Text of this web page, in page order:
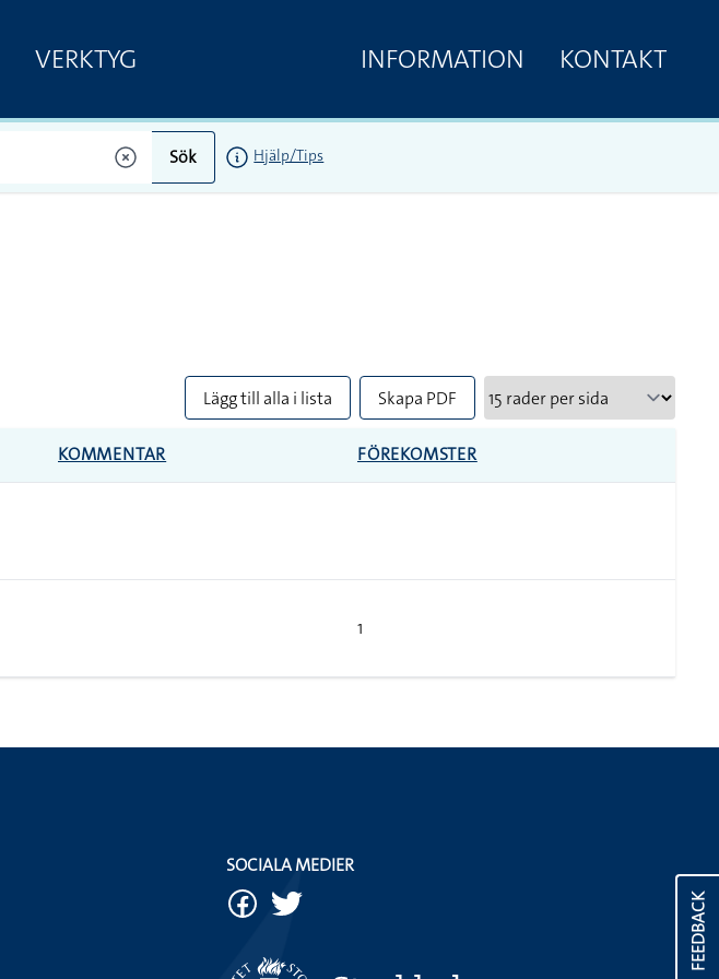
VERKTYG INFORMATION KONTAKT
Sök Hjälp/Tips
Lägg till alla i lista Skapa PDF
KOMMENTAR FÖREKOMSTER
1
FEEDBACK
SOCIALA MEDIER